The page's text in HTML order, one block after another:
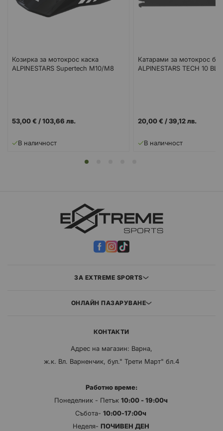
Козирка за мотокрос каска
ALPINESTARS Supertech M10/M8
53,00 € /103,66 лв.
В наличност
Катарами за мотокрос
ALPINESTARS TECH 10
20,00 € /39,12 лв.
В наличност
ЗА EXTREME SPORTS
ОНЛАЙН ПАЗАРУВАНЕ
КОНТАКТИ
Адрес на магазин: Варна,
ж.к. Вл. Варненчик, бул." Трети Март" бл.4
Работно време:
Понеделник - Петък 10:00 - 19:00ч
Събота- 10:00-17:00ч
Неделя- ПОЧИВЕН ДЕН